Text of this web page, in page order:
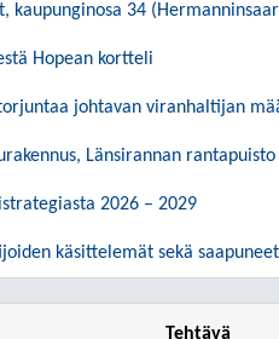
kaupunginosa 34
Hopean kortteli
johtavan viranhaltijan
Länsirannan rantapuisto
2026 – 2029
käsittelemät sekä
Tehtävä